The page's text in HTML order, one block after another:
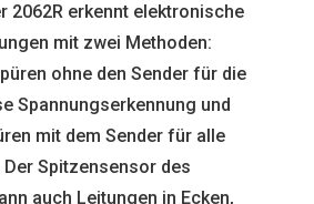
2062R erkennt elektronische
mit zwei Methoden:
ohne den Sender für die
Spannungserkennung und
mit dem Sender für alle
Spitzensensor des
auch Leitungen in Ecken,